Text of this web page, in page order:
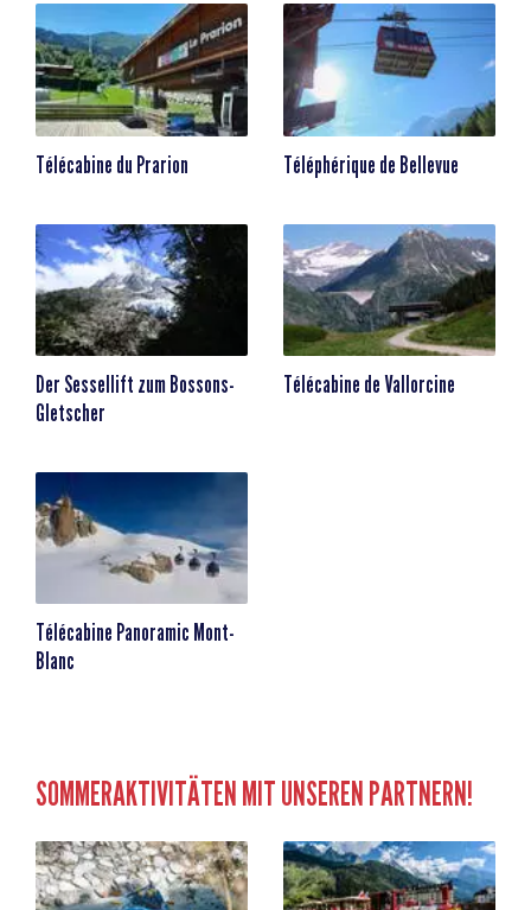
Télécabine du Prarion Téléphérique de Bellevue
Der Sessellift zum Bossons-
Gletscher
Télécabine de Vallorcine
Télécabine Panoramic Mont-
Blanc
SOMMERAKTIVITÄTEN MIT UNSEREN PARTNERN!